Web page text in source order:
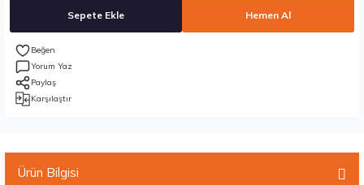
Sepete Ekle Hemen Al
Yorum Yaz
Paylaş
Karşılaştır
Ürün Bilgisi